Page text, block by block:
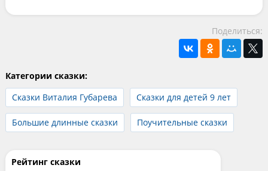
Поделиться:
Категории сказки:
Сказки Виталия Губарева
Сказки для детей 9 лет
Большие длинные сказки Поучительные сказки
Рейтинг сказки